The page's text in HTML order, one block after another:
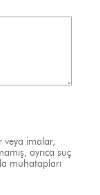
veya imalar,
ayrıca suç
muhatapları